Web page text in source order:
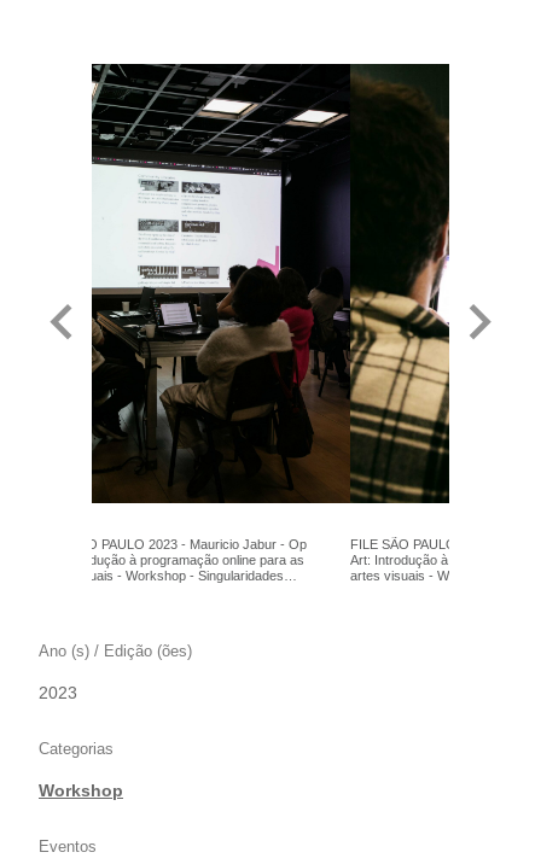
FILE SÃO PAULO 2023 - Mauricio Jabur - Op
Art: Introdução à programação online para as
artes visuais - Workshop - Singularidades
FILE SÃO PAULO 2023 -
Art: Introdução à programação
artes visuais - Workshop -
Ano (s) / Edição (ões)
2023
Categorias
Workshop
Eventos